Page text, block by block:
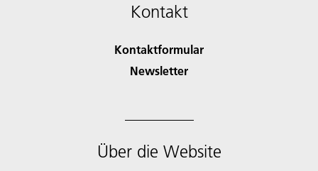
Kontakt
Kontaktformular
Newsletter
Über die Website